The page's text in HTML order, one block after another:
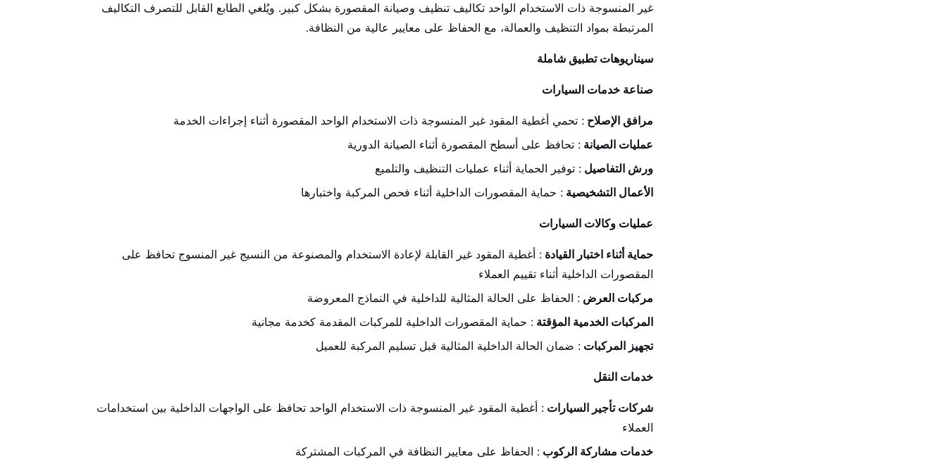
غير المنسوجة ذات الاستخدام الواحد تكاليف تنظيف وصيانة المقصورة بشكل كبير. ويُلغي الطابع القابل للتصرف التكاليف
المرتبطة بمواد التنظيف والعمالة، مع الحفاظ على معايير عالية من النظافة.
سيناريوهات تطبيق شاملة
صناعة خدمات السيارات
مرافق الإصلاح : تحمي أغطية المقود غير المنسوجة ذات الاستخدام الواحد المقصورة أثناء إجراءات الخدمة
عمليات الصيانة : تحافظ على أسطح المقصورة أثناء الصيانة الدورية
ورش التفاصيل : توفير الحماية أثناء عمليات التنظيف والتلميع
الأعمال التشخيصية : حماية المقصورات الداخلية أثناء فحص المركبة واختبارها
عمليات وكالات السيارات
حماية أثناء اختبار القيادة : أغطية المقود غير القابلة لإعادة الاستخدام والمصنوعة من النسيج غير المنسوج تحافظ على
المقصورات الداخلية أثناء تقييم العملاء
مركبات العرض : الحفاظ على الحالة المثالية للداخلية في النماذج المعروضة
المركبات الخدمية المؤقتة : حماية المقصورات الداخلية للمركبات المقدمة كخدمة مجانية
تجهيز المركبات : ضمان الحالة الداخلية المثالية قبل تسليم المركبة للعميل
خدمات النقل
شركات تأجير السيارات : أغطية المقود غير المنسوجة ذات الاستخدام الواحد تحافظ على الواجهات الداخلية بين استخدامات
العملاء
خدمات مشاركة الركوب : الحفاظ على معايير النظافة في المركبات المشتركة